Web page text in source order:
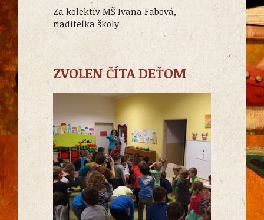
Za kolektív MŠ Ivana Fabová,
riaditeľka školy
ZVOLEN ČÍTA DEŤOM